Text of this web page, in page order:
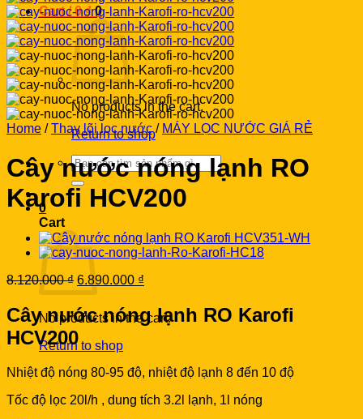
Cart /0₫ 0
No products in the cart.
Return to shop
Search
for:
0
Cart
No products in the cart.
Return to shop
Home / Thay lõi lọc nước / MÁY LỌC NƯỚC GIÁ RẺ
Cây nước nóng lạnh RO
Karofi HCV200
8.120.000₫ Original
price
was:
8.120.000 ₫.
6.890.000 ₫
is:
6.890.000 ₫.
Cây nước nóng lạnh RO Karofi
HCV200
Nhiệt độ nóng 80-95 độ, nhiệt độ lạnh 8 đến 10 độ
Tốc độ lọc 20l/h , dung tích 3.2l lạnh, 1l nóng